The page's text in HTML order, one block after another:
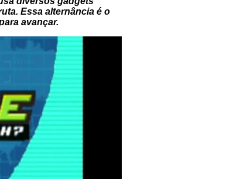
Essa alternância é o
avançar.